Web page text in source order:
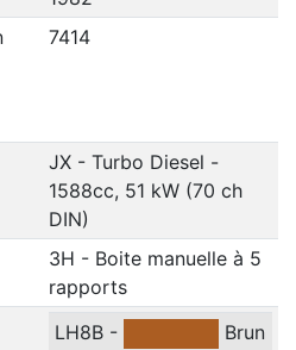
7414
JX - Turbo Diesel -
1588cc, 51 kW (70 ch
DIN)
3H - Boite manuelle à 5
rapports
LH8B -
Brun